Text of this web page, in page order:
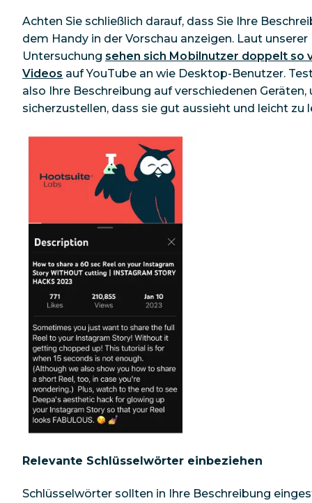
Achten Sie schließlich darauf, dass Sie Ihre
dem Handy in der Vorschau anzeigen. Laut unserer
Untersuchung sehen sich Mobilnutzer doppelt so
Videos auf YouTube an wie Desktop-Benutzer.
also Ihre Beschreibung auf verschiedenen Geräten,
sicherzustellen, dass sie gut aussieht und leicht zu
Relevante Schlüsselwörter einbeziehen
Schlüsselwörter sollten in Ihre Beschreibung